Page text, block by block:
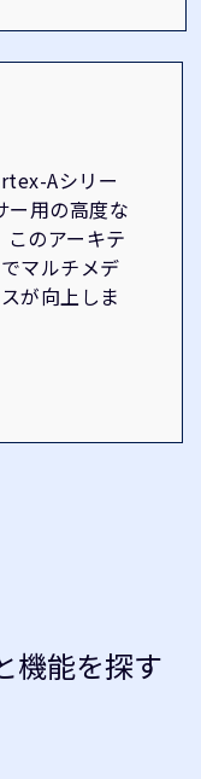
Aシリー
ー用の高度な
のアーキテ
マルチメデ
が向上しま
機能を探す